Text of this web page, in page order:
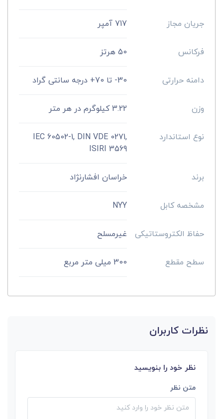
جریان مجاز 717 آمپر
فرکانس 50 هرتز
دامنه حرارتی 30- تا 70+ درجه سانتی گراد
وزن 3.22 کیلوگرم در هر متر
نوع استاندارد
IEC 60502-1, DIN VDE 0271,
ISIRI 3569
برند خراسان افشارنژاد
مشخصه کابل NYY
حفاظ الکتروستاتیکی غیرمسلح
سطح مقطع 300 میلی متر مربع
نظرات کاربران
نظر خود را بنویسید
متن نظر